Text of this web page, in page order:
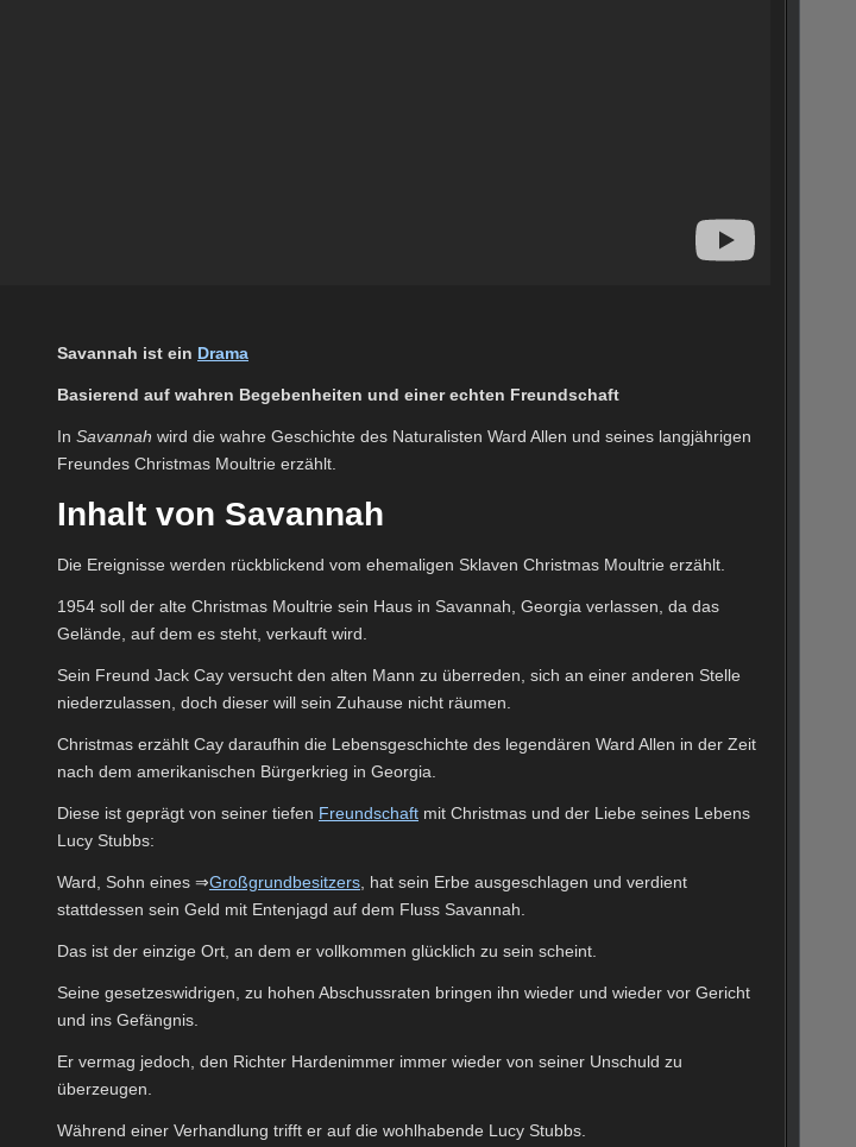
Savannah ist ein Drama
Basierend auf wahren Begebenheiten und einer echten Freundschaft
In Savannah wird die wahre Geschichte des Naturalisten Ward Allen und seines langjährigen
Freundes Christmas Moultrie erzählt.
Inhalt von Savannah
Die Ereignisse werden rückblickend vom ehemaligen Sklaven Christmas Moultrie erzählt.
1954 soll der alte Christmas Moultrie sein Haus in Savannah, Georgia verlassen, da das
Gelände, auf dem es steht, verkauft wird.
Sein Freund Jack Cay versucht den alten Mann zu überreden, sich an einer anderen Stelle
niederzulassen, doch dieser will sein Zuhause nicht räumen.
Christmas erzählt Cay daraufhin die Lebensgeschichte des legendären Ward Allen in der Zeit
nach dem amerikanischen Bürgerkrieg in Georgia.
Diese ist geprägt von seiner tiefen Freundschaft mit Christmas und der Liebe seines Lebens
Lucy Stubbs:
Ward, Sohn eines ⇒Großgrundbesitzers , hat sein Erbe ausgeschlagen und verdient
stattdessen sein Geld mit Entenjagd auf dem Fluss Savannah.
Das ist der einzige Ort, an dem er vollkommen glücklich zu sein scheint.
Seine gesetzeswidrigen, zu hohen Abschussraten bringen ihn wieder und wieder vor Gericht
und ins Gefängnis.
Er vermag jedoch, den Richter Hardenimmer immer wieder von seiner Unschuld zu
überzeugen.
Während einer Verhandlung trifft er auf die wohlhabende Lucy Stubbs.